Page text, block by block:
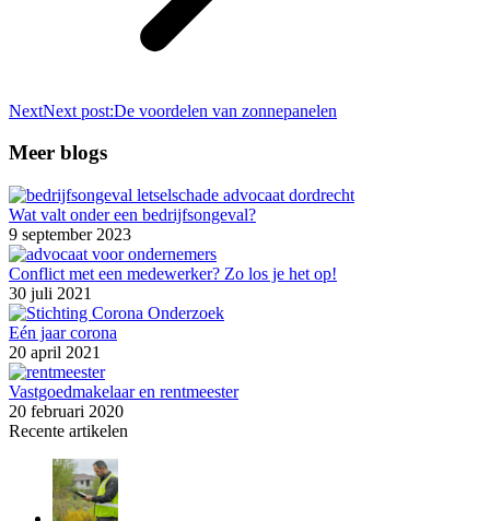
NextNext post:De voordelen van zonnepanelen
Meer blogs
Wat valt onder een bedrijfsongeval?
9 september 2023
Conflict met een medewerker? Zo los je het op!
30 juli 2021
Eén jaar corona
20 april 2021
Vastgoedmakelaar en rentmeester
20 februari 2020
Recente artikelen